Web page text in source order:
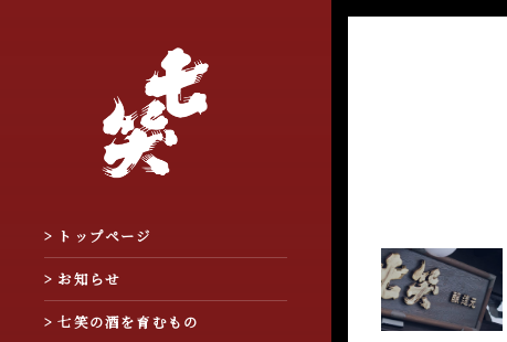
> トップページ
> お知らせ
> 七笑の酒を育むもの